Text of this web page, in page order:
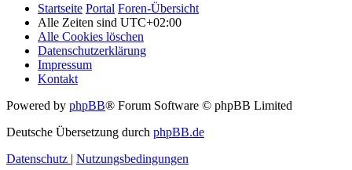
Startseite Portal Foren-Übersicht
Alle Zeiten sind UTC+02:00
Alle Cookies löschen
Datenschutzerklärung
Impressum
Kontakt
Powered by phpBB® Forum Software © phpBB Limited
Deutsche Übersetzung durch phpBB.de
Datenschutz | Nutzungsbedingungen